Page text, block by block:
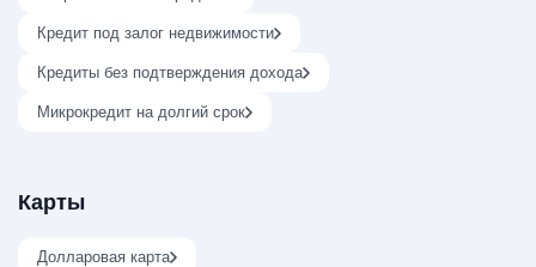
Кредит под залог недвижимости
Кредиты без подтверждения дохода
Микрокредит на долгий срок
Карты
Долларовая карта